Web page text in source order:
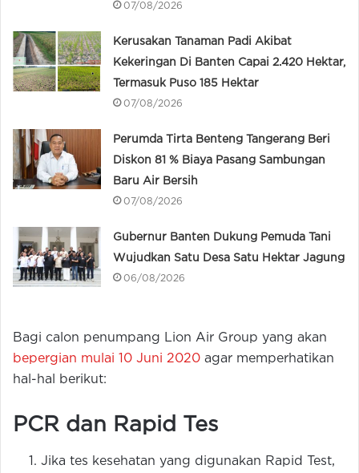
07/08/2026
Kerusakan Tanaman Padi Akibat
Kekeringan Di Banten Capai 2.420 Hektar,
Termasuk Puso 185 Hektar
07/08/2026
Perumda Tirta Benteng Tangerang Beri
Diskon 81 % Biaya Pasang Sambungan
Baru Air Bersih
07/08/2026
Gubernur Banten Dukung Pemuda Tani
Wujudkan Satu Desa Satu Hektar Jagung
06/08/2026
Bagi calon penumpang Lion Air Group yang akan
bepergian mulai 10 Juni 2020 agar memperhatikan
hal-hal berikut:
PCR dan Rapid Tes
Jika tes kesehatan yang digunakan Rapid Test,